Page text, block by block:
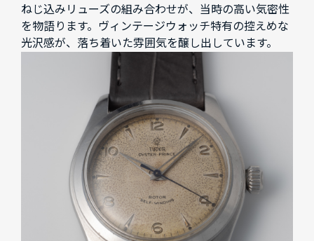
ねじ込みリューズの組み合わせが、当時の高い気密性
を物語ります。ヴィンテージウォッチ特有の控えめな
光沢感が、落ち着いた雰囲気を醸し出しています。